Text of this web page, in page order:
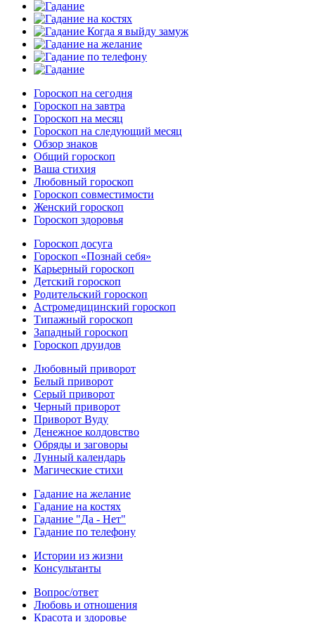
Гороскоп на сегодня
Гороскоп на завтра
Гороскоп на месяц
Гороскоп на следующий месяц
Обзор знаков
Общий гороскоп
Ваша стихия
Любовный гороскоп
Гороскоп совместимости
Женский гороскоп
Гороскоп здоровья
Гороскоп досуга
Гороскоп «Познай себя»
Карьерный гороскоп
Детский гороскоп
Родительский гороскоп
Астромедицинский гороскоп
Типажный гороскоп
Западный гороскоп
Гороскоп друидов
Любовный приворот
Белый приворот
Серый приворот
Черный приворот
Приворот Вуду
Денежное колдовство
Обряды и заговоры
Лунный календарь
Магические стихи
Гадание на желание
Гадание на костях
Гадание "Да - Нет"
Гадание по телефону
Истории из жизни
Консультанты
Вопрос/ответ
Любовь и отношения
Красота и здоровье